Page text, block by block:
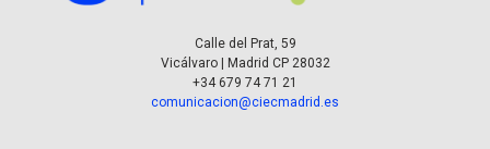
Calle del Prat, 59
Vicálvaro | Madrid CP 28032
+34 679 74 71 21
comunicacion@ciecmadrid.es